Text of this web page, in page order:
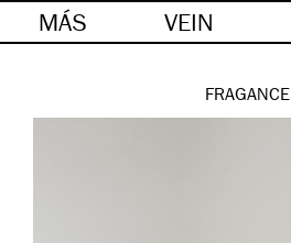
MÁS VEIN
FRAGANCE